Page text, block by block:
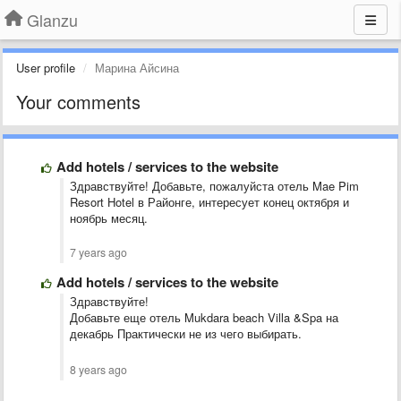
Glanzu
User profile Марина Айсина
Your comments
Add hotels / services to the website
Здравствуйте! Добавьте, пожалуйста отель Mae Pim
Resort Hotel в Районге, интересует конец октября и
ноябрь месяц.
7 years ago
Add hotels / services to the website
Здравствуйте!
Добавьте еще отель Mukdara beach Villa &Spa на
декабрь Практически не из чего выбирать.
8 years ago